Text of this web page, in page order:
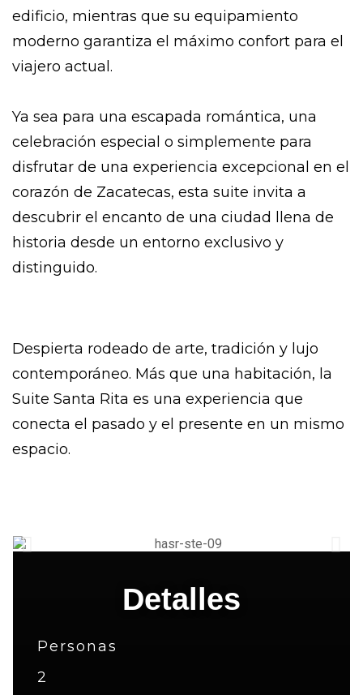
edificio, mientras que su equipamiento
moderno garantiza el máximo confort para el
viajero actual.
Ya sea para una escapada romántica, una
celebración especial o simplemente para
disfrutar de una experiencia excepcional en el
corazón de Zacatecas, esta suite invita a
descubrir el encanto de una ciudad llena de
historia desde un entorno exclusivo y
distinguido.
Despierta rodeado de arte, tradición y lujo
contemporáneo. Más que una habitación, la
Suite Santa Rita es una experiencia que
conecta el pasado y el presente en un mismo
espacio.
Detalles
Personas
2